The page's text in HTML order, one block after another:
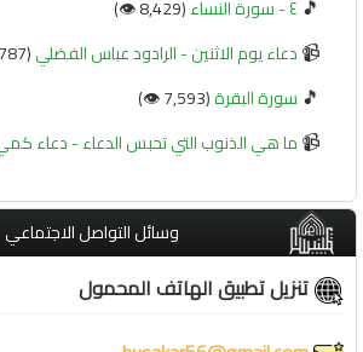
🎵 ٤ - سورة النساء (8,429 👁️)
📹دعاء يوم الاثنين - الرادود عباس الفضلي(7,787 👁️)
🎵 سورة البقرة(7,593 👁️)
📹ما هي الذنوب التي تحبس الدعاء - دعاء
وسائل التواصل الاجتماعي
تنزيل تطبيق الهاتف المحمول